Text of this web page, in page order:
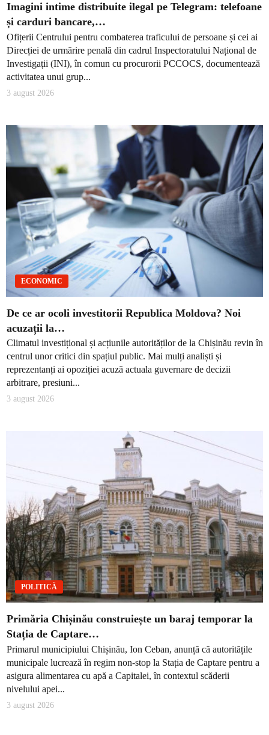
Imagini intime distribuite ilegal pe Telegram: telefoane
și carduri bancare,…
Ofițerii Centrului pentru combaterea traficului de persoane și cei ai
Direcției de urmărire penală din cadrul Inspectoratului Național de
Investigații (INI), în comun cu procurorii PCCOCS, documentează
activitatea unui grup...
3 august 2026
ECONOMIC
De ce ar ocoli investitorii Republica Moldova? Noi
acuzații la…
Climatul investițional și acțiunile autorităților de la Chișinău revin în
centrul unor critici din spațiul public. Mai mulți analiști și
reprezentanți ai opoziției acuză actuala guvernare de decizii
arbitrare, presiuni...
3 august 2026
POLITICĂ
Primăria Chișinău construiește un baraj temporar la
Stația de Captare…
Primarul municipiului Chișinău, Ion Ceban, anunță că autoritățile
municipale lucrează în regim non-stop la Stația de Captare pentru a
asigura alimentarea cu apă a Capitalei, în contextul scăderii
nivelului apei...
3 august 2026